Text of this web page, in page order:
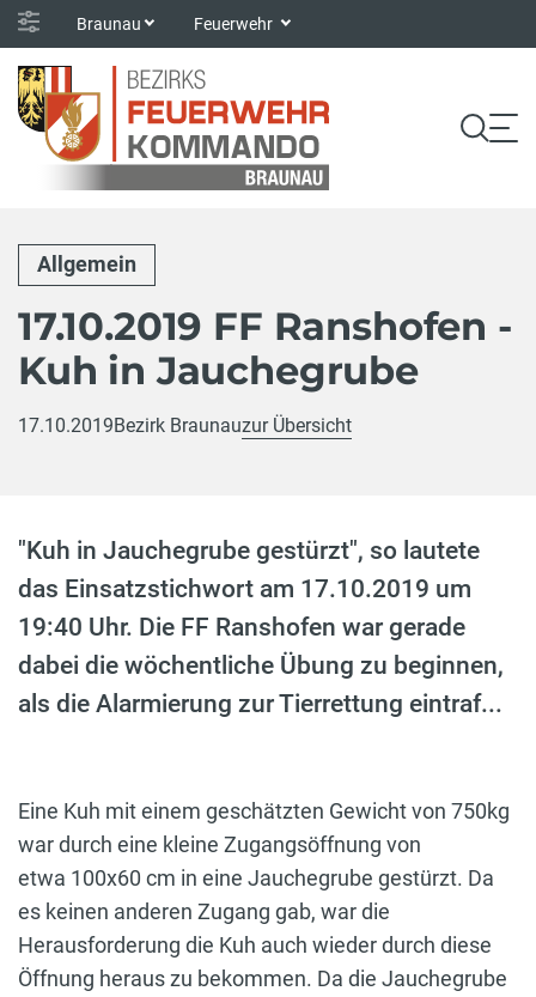
Braunau Feuerwehr
Allgemein
17.10.2019 FF Ranshofen -
Kuh in Jauchegrube
17.10.2019Bezirk Braunauzur Übersicht
"Kuh in Jauchegrube gestürzt", so lautete
das Einsatzstichwort am 17.10.2019 um
19:40 Uhr. Die FF Ranshofen war gerade
dabei die wöchentliche Übung zu beginnen,
als die Alarmierung zur Tierrettung eintraf...
Eine Kuh mit einem geschätzten Gewicht von 750kg
war durch eine kleine Zugangsöffnung von
etwa 100x60 cm in eine Jauchegrube gestürzt. Da
es keinen anderen Zugang gab, war die
Herausforderung die Kuh auch wieder durch diese
Öffnung heraus zu bekommen. Da die Jauchegrube